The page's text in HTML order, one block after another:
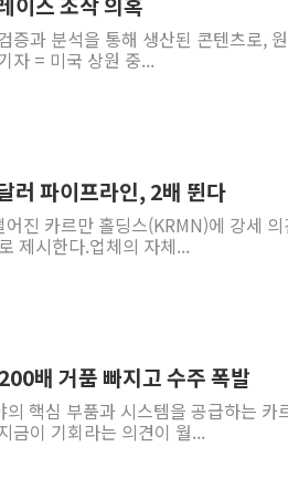
증과 분석을 통해 생산된 콘텐츠로,
자 = 미국 상원 중...
파이프라인, 2배 뛴다
진 카르만 홀딩스(KRMN)에 강세 의
제시한다.업체의 자체...
배 거품 빠지고 수주 폭발
핵심 부품과 시스템을 공급하는 카
금이 기회라는 의견이 월...